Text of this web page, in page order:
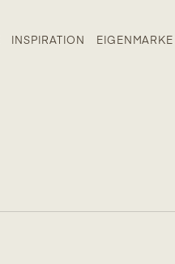
INSPIRATION EIGENMARKE